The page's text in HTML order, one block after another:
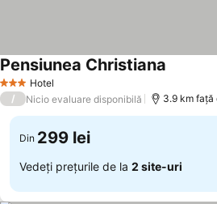
3 SteleHotel
Pensiunea Christiana
/ Nicio evaluare disponibilă 3.9 km faţă
Din 299 lei
Vedeți prețurile de la 2 site-uri